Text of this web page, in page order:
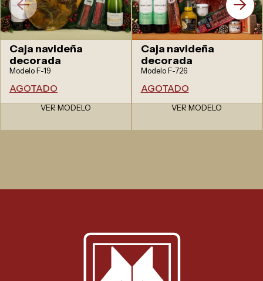
Caja navideña
decorada
Modelo F-19
AGOTADO
VER MODELO
Caja navideña
decorada
Modelo F-726
AGOTADO
VER MODELO